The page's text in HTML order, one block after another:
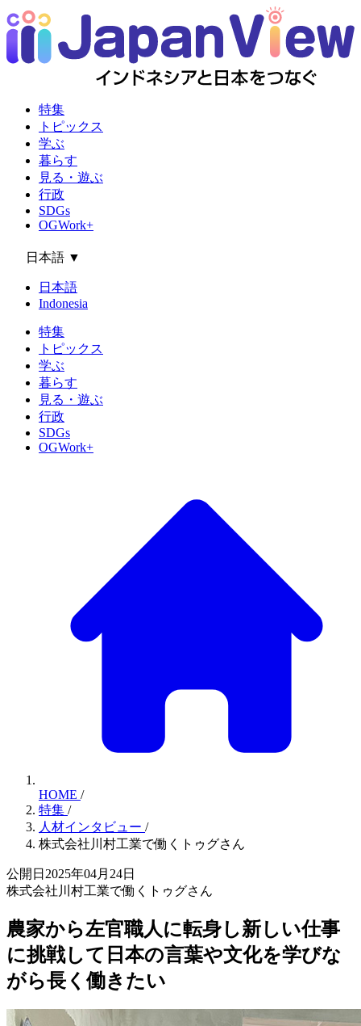
特集
トピックス
学ぶ
暮らす
見る・遊ぶ
行政
SDGs
OGWork+
日本語 ▼
日本語
Indonesia
特集
トピックス
学ぶ
暮らす
見る・遊ぶ
行政
SDGs
OGWork+
HOME /
特集 /
人材インタビュー /
株式会社川村工業で働くトゥグさん
公開日2025年04月24日
株式会社川村工業で働くトゥグさん
農家から左官職人に転身し新しい仕事
に挑戦して日本の言葉や文化を学びな
がら長く働きたい